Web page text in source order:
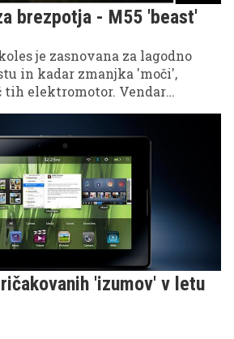
brezpotja - M55 'beast'
je zasnovana za lagodno
in kadar zmanjka 'moči',
tih elektromotor. Vendar
'Beast'; tank za brezpotja.
'izumov' v letu